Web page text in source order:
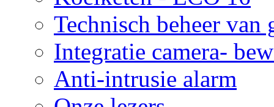
Technisch beheer van
Integratie camera-
Anti-intrusie alarm